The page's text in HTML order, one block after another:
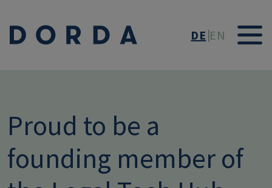
DE EN
Proud to be a
founding member of